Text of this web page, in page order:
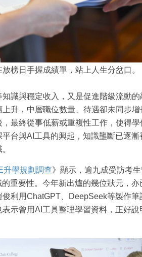
榜日手握成績單，站上人生分岔口。
識與穩定收入，又是促進階級流動的
升，中層職位數量、待遇卻未同步增
最終從事低薪或重複性工作，使得
台與AI工具的興起，知識壟斷已逐漸
升學規劃調查》顯示，逾九成受訪考
重要性。今年新出爐的幾位狀元，亦
利用ChatGPT、DeepSeek等製作筆
示曾用AI工具整理學習資料，正好說